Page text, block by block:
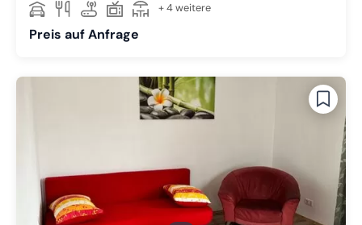
+ 4 weitere
Preis auf Anfrage